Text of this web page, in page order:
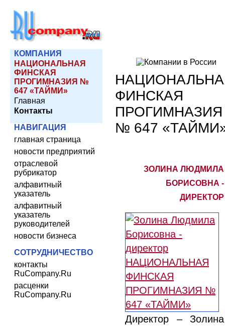
КОМПАНИЯ
НАЦИОНАЛЬНАЯ
ФИНСКАЯ
ПРОГИМНАЗИЯ №
647 «ТАЙМИ»
Главная
Контакты
НАВИГАЦИЯ
главная страница
новости предприятий
отраслевой
рубрикатор
алфавитный
указатель
алфавитный
указатель
руководителей
новости бизнеса
СОТРУДНИЧЕСТВО
контакты
RuCompany.Ru
расценки
RuCompany.Ru
ФИНСКАЯ
ПРОГИМНАЗИЯ
№ 647
ЗОЛИНА ЛЮДМИЛА
БОРИСОВНА -
ДИРЕКТОР
Директор – Золина